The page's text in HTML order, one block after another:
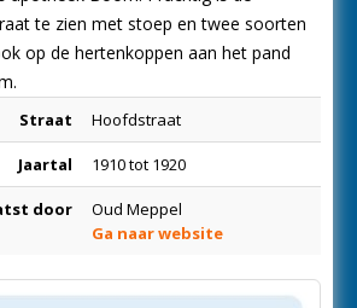
te zien met stoep en twee soorten
op de hertenkoppen aan het pand
Straat Hoofdstraat
Jaartal 1910 tot 1920
door
Oud Meppel
Ga naar website